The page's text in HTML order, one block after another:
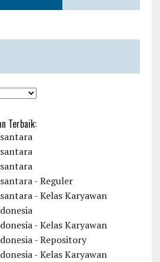
Terbaik:
- Reguler
- Kelas Karyawan
- Kelas Karyawan
- Repository
- Kelas Karyawan